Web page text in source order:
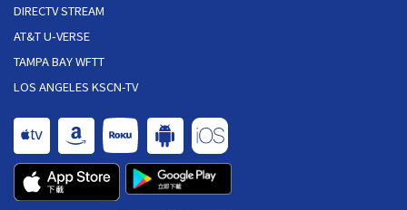
DIRECTV STREAM
AT&T U-VERSE
TAMPA BAY WFTT
LOS ANGELES KSCN-TV